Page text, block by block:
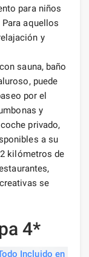
para niños
aquellos
y
sauna, baño
puede
por el
y
privado,
a su
kilómetros de
se
4*